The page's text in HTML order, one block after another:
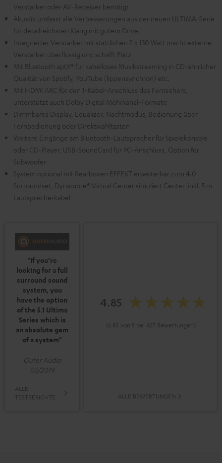
Verstärker oder AV-Receiver benötigt
Akustik umfasst alle Verbesserungen aus der neuen ULTIMA-Serie
für detailreichsten Klang mit gutem Drive
Integrierter Verstärker mit stattlichen 2 x 130 Watt macht externe
Verstärker überflüssig und schafft Platz
Mit Bluetooth aptX® für kabelloses Musikstreaming in CD-ähnlicher
Qualität von Spotify, YouTube (lippensynchron) etc.
Mit HDMI ARC für den 1-Kabel-Anschluss des Fernsehers,
unterstützt auch Dolby Digital Mehrkanal-Formate
Dimmbares Display, Equalizer, Nachtmodus, Bedienung über
Fernbedienung oder Direktwahltasten
Weitere Eingänge am Bluetooth-Lautsprecher für Spielekonsole
oder CD-Player, USB-SoundCard für PC-Anschluss, Option für
Subwoofer
System optional mit Rearboxen EFFEKT erweiterbar zum 4.0
Surroundset, Dynamore® Virtual Center simuliert Center, inkl. 5 m
Lautsprecherkabel
"If you’re
looking for a full
surround sound
system, you
have the option
of the 5.1 Ultima
Series which is
an absolute gem
of a system"
Outer Audio
05/2019
ALLE
TESTBERICHTE
4.85
(4.85 von 5 bei 427 Bewertungen)
ALLE BEWERTUNGEN